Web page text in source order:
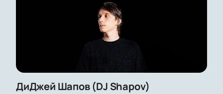
ДиДжей Шапов (DJ Shapov)